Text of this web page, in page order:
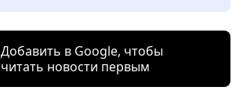
Добавить в Google, чтобы
читать новости первым